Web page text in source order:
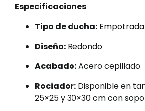
Especificaciones
Tipo de ducha:
Diseño: Redondo
Acabado:Acero cepillado
Rociador: Disponible en
25×25 y 30×30 cm con